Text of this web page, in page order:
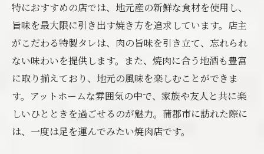
特におすすめの店では、地元産の新鮮な食材を使用し、
旨味を最大限に引き出す焼き方を追求しています。店主
がこだわる特製タレは、肉の旨味を引き立て、忘れられ
ない味わいを提供します。また、焼肉に合う地酒も豊富
に取り揃えており、地元の風味を楽しむことができま
す。アットホームな雰囲気の中で、家族や友人と共に楽
しいひとときを過ごせるのが魅力。蒲郡市に訪れた際に
は、一度は足を運んでみたい焼肉店です。